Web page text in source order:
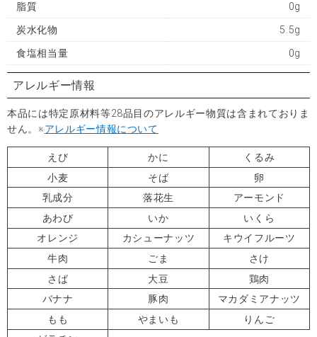
脂質 0g
炭水化物 5.5g
食塩相当量 0g
アレルギー情報
本品には特定原材料等28品目のアレルギー物質は含まれておりま
せん。※アレルギー情報について
えび かに
くるみ
小麦
そば
卵
乳成分
落花生
アーモンド
あわび
いか
いくら
オレンジ
カシューナッツ
キウイフルーツ
牛肉
ごま
さけ
さば
大豆
鶏肉
バナナ
豚肉
マカダミアナッツ
もも
やまいも
りんご